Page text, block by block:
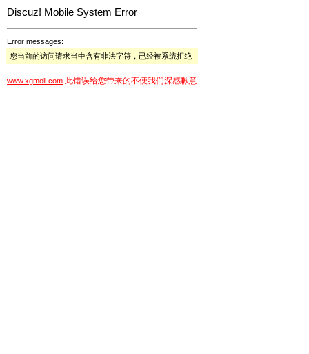
Discuz! Mobile System Error
Error messages:
您当前的访问请求当中含有非法字符，已经被系统拒绝
www.xgmoli.com 此错误给您带来的不便我们深感歉意